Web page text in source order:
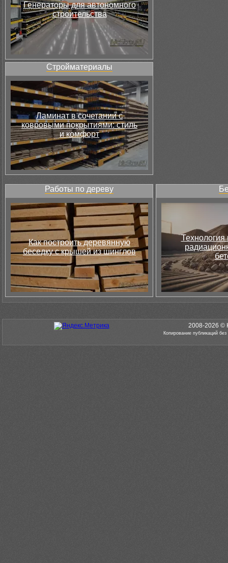
Генераторы для автономного
строительства
Стройматериалы
Ламинат в сочетании с
ковровыми покрытиями: стиль
и комфорт
Работы по дереву
Как построить деревянную
беседку с крышей из шинглов
Технология
2008-2026 ©
Копирование публикаций